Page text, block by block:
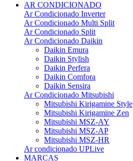
AR CONDICIONADO
Ar Condicionado Inverter
Ar Condicionado Multi Split
Ar Condicionado Split
Ar Condicionado Daikin
Daikin Emura
Daikin Stylish
Daikin Perfera
Daikin Comfora
Daikin Sensira
Ar Condicionado Mitsubishi
Mitsubishi Kirigamine Style
Mitsubishi Kirigamine Zen
Mitsubishi MSZ-AY
Mitsubishi MSZ-AP
Mitsubishi MSZ-HR
Ar condicionado UPLive
MARCAS